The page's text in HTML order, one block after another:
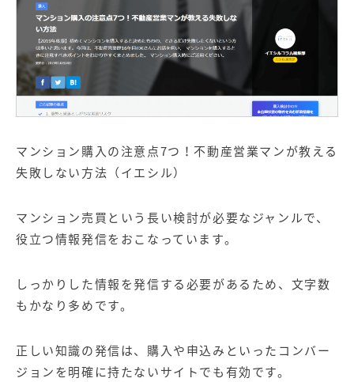
マンション購入の注意点7つ！不動産営業マンが教える
失敗しない方法（イエシル）
マンション売買という長い検討が必要なジャンルで、
役立つ情報発信をおこなっています。
しっかりした情報を発信する必要があるため、文字数
もかなり多めです。
正しい知識の発信は、購入や申込みといったコンバー
ジョンを明確に持たないサイトでも有効です。